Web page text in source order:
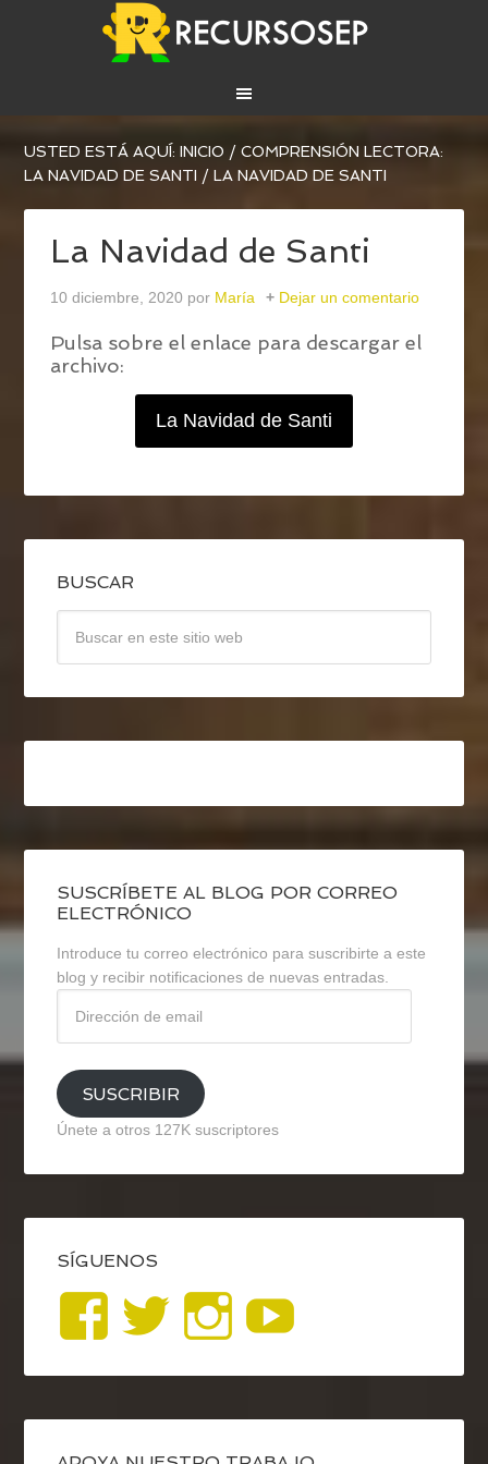
USTED ESTÁ AQUÍ:INICIO / COMPRENSIÓN LECTORA:
LA NAVIDAD DE SANTI / LA NAVIDAD DE SANTI
La Navidad de Santi
10 diciembre, 2020 por María Dejar un comentario
Pulsa sobre el enlace para descargar el
archivo:
La Navidad de Santi
BUSCAR
SUSCRÍBETE AL BLOG POR CORREO
ELECTRÓNICO
Introduce tu correo electrónico para suscribirte a este
blog y recibir notificaciones de nuevas entradas.
email
SUSCRIBIR
Únete a otros 127K suscriptores
SÍGUENOS
Ver
perfil
de
Ver
perfil
de
Ver
perfil
de